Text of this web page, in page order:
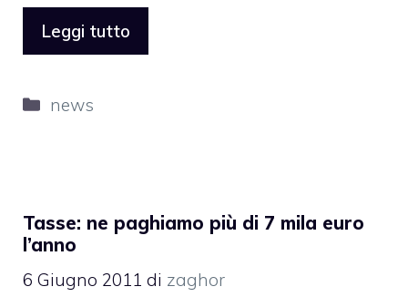
Leggi tutto
Categorie
news
Tasse: ne paghiamo più di 7 mila euro
l’anno
6 Giugno 2011 di zaghor